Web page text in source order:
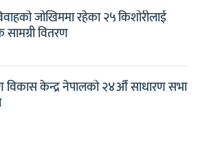
जोखिममा रहेका २५ किशोरीलाई
सामग्री वितरण
विकास केन्द्र नेपालको २४औँ साधारण सभा